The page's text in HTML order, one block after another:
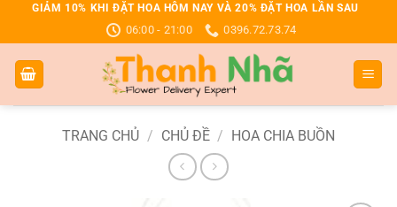
dung
GIẢM 10% KHI ĐẶT HOA HÔM NAY VÀ 20% ĐẶT HOA LẦN SAU
06:00 - 21:00 0396.72.73.74
TRANG CHỦ / CHỦ ĐỀ / HOA CHIA BUỒN